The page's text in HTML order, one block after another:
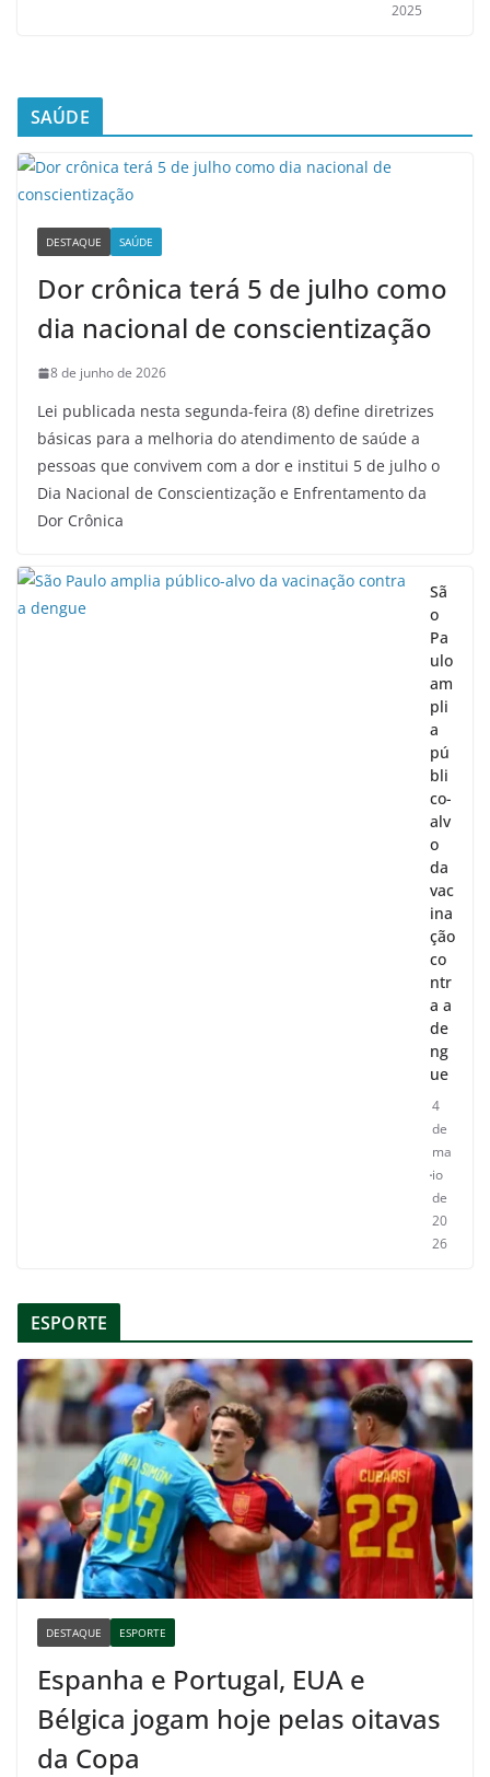
2025
SAÚDE
DESTAQUE SAÚDE
Dor crônica terá 5 de julho como
dia nacional de conscientização
8 de junho de 2026
Lei publicada nesta segunda-feira (8) define diretrizes
básicas para a melhoria do atendimento de saúde a
pessoas que convivem com a dor e institui 5 de julho o
Dia Nacional de Conscientização e Enfrentamento da
Dor Crônica
Sã
o
Pa
ulo
am
pli
a
pú
bli
co-
alv
o
da
vac
ina
ção
co
ntr
a a
de
ng
ue
4
de
ma
io
de
20
26
ESPORTE
DESTAQUE ESPORTE
Espanha e Portugal, EUA e
Bélgica jogam hoje pelas oitavas
da Copa